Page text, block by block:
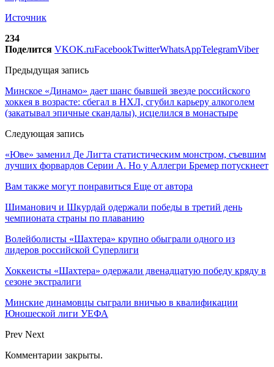
Источник
234
Поделится VKOK.ruFacebookTwitterWhatsAppTelegramViber
Предыдущая запись
Минское «Динамо» дает шанс бывшей звезде российского
хоккея в возрасте: сбегал в НХЛ, сгубил карьеру алкоголем
(закатывал эпичные скандалы), исцелился в монастыре
Следующая запись
«Юве» заменил Де Лигта статистическим монстром, съевшим
лучших форвардов Серии А. Но у Аллегри Бремер потускнеет
Вам также могут понравиться Еще от автора
Шиманович и Шкурдай одержали победы в третий день
чемпионата страны по плаванию
Волейболисты «Шахтера» крупно обыграли одного из
лидеров российской Суперлиги
Хоккеисты «Шахтера» одержали двенадцатую победу кряду в
сезоне экстралиги
Минские динамовцы сыграли вничью в квалификации
Юношеской лиги УЕФА
Prev Next
Комментарии закрыты.